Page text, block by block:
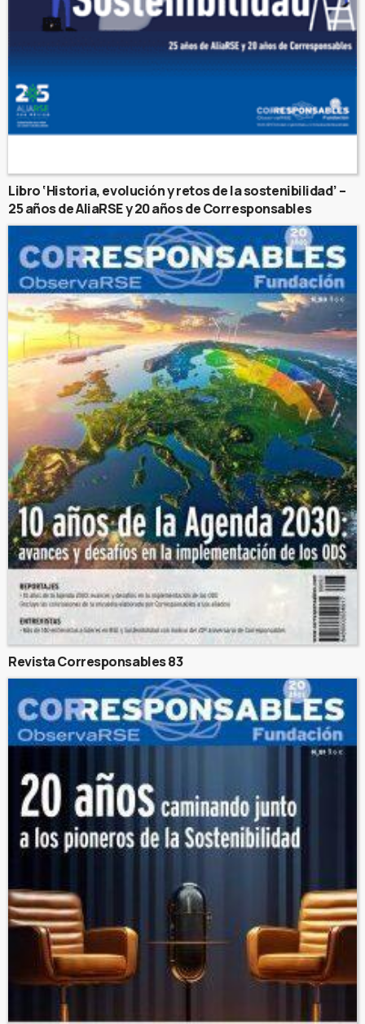
Libro ‘Historia, evolución y retos de la sostenibilidad’ –
25 años de AliaRSE y 20 años de Corresponsables
Revista Corresponsables 83